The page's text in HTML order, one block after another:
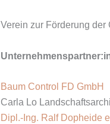
Verein zur Förderung der
Baum Control FD GmbH
Carla Lo
Dipl.-Ing. Ralf Dopheide